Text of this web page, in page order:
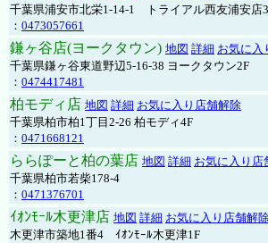
千葉県浦安市北栄1-14-1 トライアル西友浦安店
： 0473057661
鎌ヶ谷店(ヨークタウン) 地図 詳細 お気に入
千葉県鎌ヶ谷東道野辺5-16-38 ヨークタウン2F
： 0474417481
柏モディ店 地図 詳細 お気に入り店舗解除
千葉県柏市柏1丁目2-26 柏モディ4F
： 0471668121
ららぽーと柏の葉店 地図 詳細 お気に入り店
千葉県柏市若柴178-4
： 0471376701
ｲｵﾝﾓｰﾙ木更津店 地図 詳細 お気に入り店舗解
木更津市築地1番4 ｲｵﾝﾓｰﾙ木更津1F